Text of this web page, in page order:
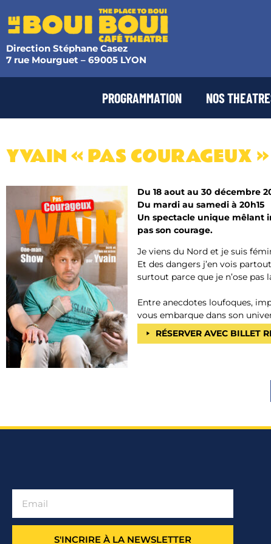
Direction Stéphane Casez
7 rue Mourguet – 69005 LYON
PROGRAMMATION NOS
YVAIN « PAS COURAGEUX
Du 18 aout au 30 décembre
Du mardi au samedi à 20h15
Un spectacle unique mêlant
pas son courage.
Je viens du Nord et je suis
Et des dangers j’en vois
surtout parce que je n’ose pas
Entre anecdotes loufoques,
vous embarque dans son
RÉSERVER AVEC BILLET
S'INCRIRE À LA NEWSLETTER